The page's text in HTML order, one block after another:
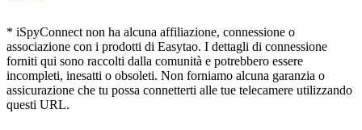
* iSpyConnect non ha alcuna affiliazione, connessione o
associazione con i prodotti di Easytao. I dettagli di connessione
forniti qui sono raccolti dalla comunità e potrebbero essere
incompleti, inesatti o obsoleti. Non forniamo alcuna garanzia o
assicurazione che tu possa connetterti alle tue telecamere utilizzando
questi URL.